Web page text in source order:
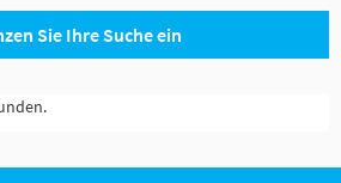
Sie Ihre Suche ein